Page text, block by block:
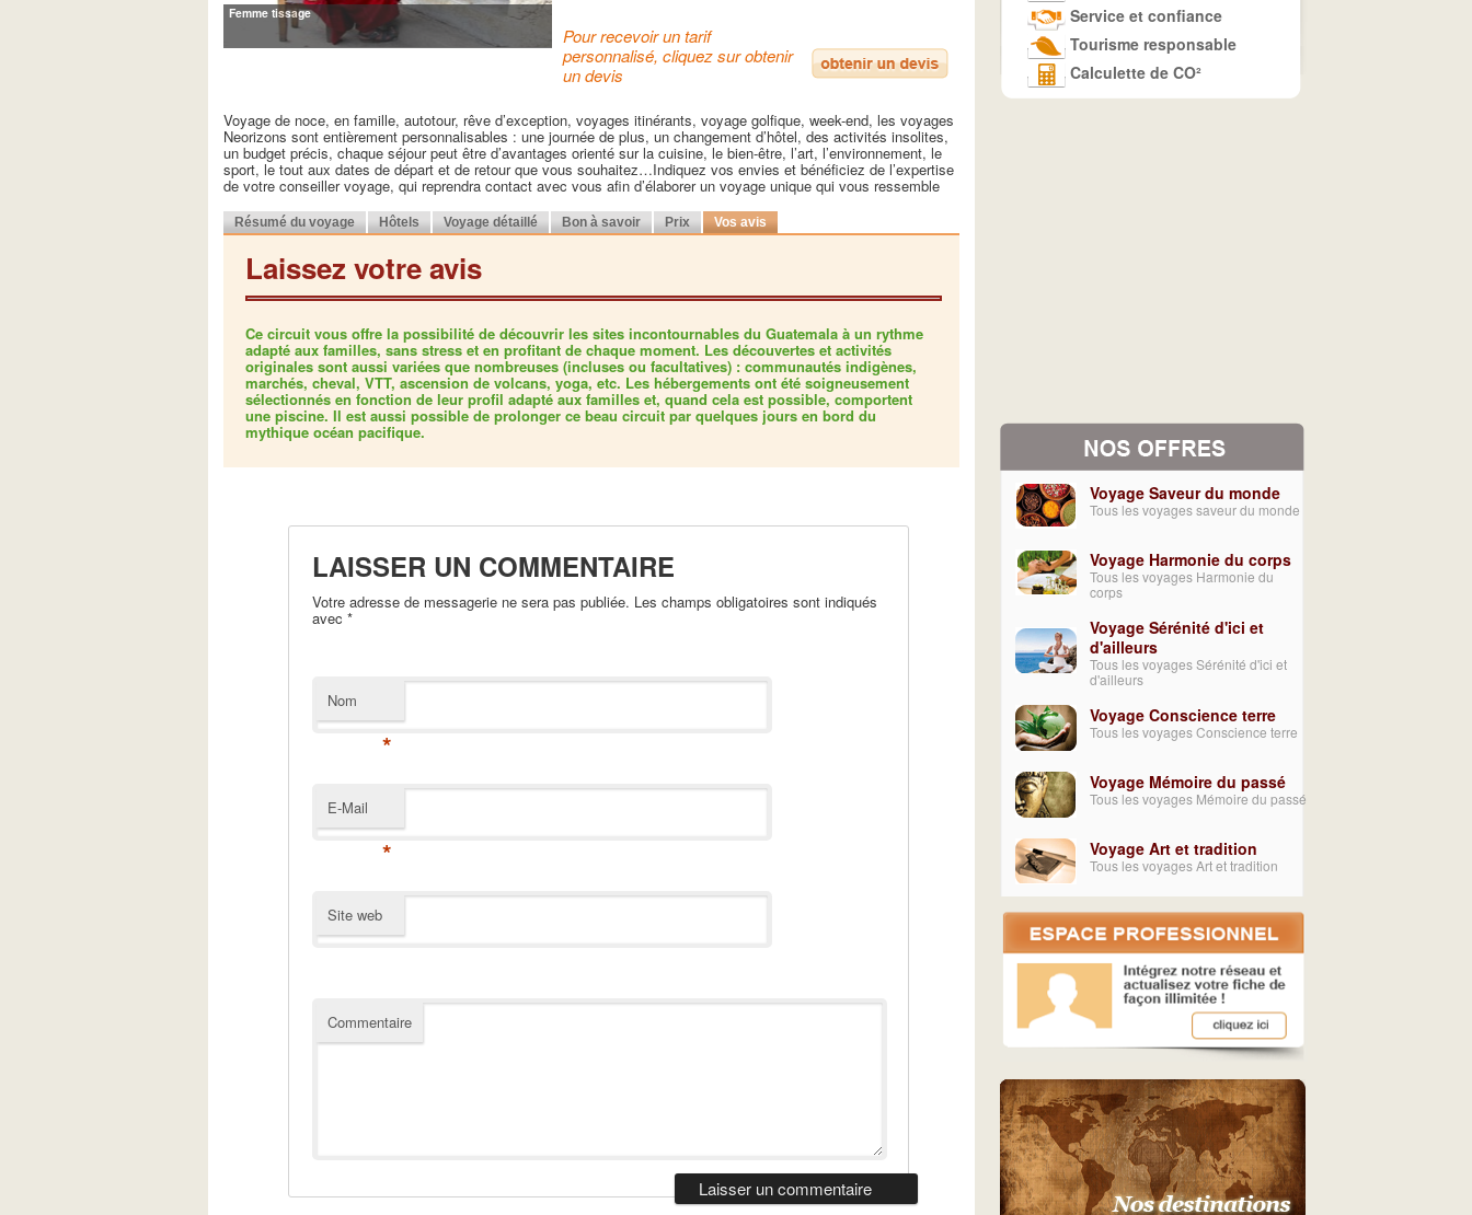
Femme tissage
Pour recevoir un tarif
personnalisé, cliquez sur obtenir
un devis
Voyage de noce, en famille, autotour, rêve d’exception, voyages itinérants, voyage golfique, week-end, les voyages
Neorizons sont entièrement personnalisables : une journée de plus, un changement d’hôtel, des activités insolites,
un budget précis, chaque séjour peut être d’avantages orienté sur la cuisine, le bien-être, l’art, l’environnement, le
sport, le tout aux dates de départ et de retour que vous souhaitez…Indiquez vos envies et bénéficiez de l’expertise
de votre conseiller voyage, qui reprendra contact avec vous afin d’élaborer un voyage unique qui vous ressemble
Résumé du voyage Hôtels Voyage détaillé Bon à savoir Prix Vos avis
Laissez votre avis
Ce circuit vous offre la possibilité de découvrir les sites incontournables du Guatemala à un rythme
adapté aux familles, sans stress et en profitant de chaque moment. Les découvertes et activités
originales sont aussi variées que nombreuses (incluses ou facultatives) : communautés indigènes,
marchés, cheval, VTT, ascension de volcans, yoga, etc. Les hébergements ont été soigneusement
sélectionnés en fonction de leur profil adapté aux familles et, quand cela est possible, comportent
une piscine. Il est aussi possible de prolonger ce beau circuit par quelques jours en bord du
mythique océan pacifique.
LAISSER UN COMMENTAIRE
Votre adresse de messagerie ne sera pas publiée. Les champs obligatoires sont indiqués
avec*
Nom
*
E-Mail
*
Site web
Commentaire
Service et confiance
Tourisme responsable
Calculette de CO²
Voyage Saveur du monde
Tous les voyages saveur du monde
Voyage Harmonie du corps
Tous les voyages Harmonie du
corps
Voyage Sérénité d'ici et
d'ailleurs
Tous les voyages Sérénité d'ici et
d'ailleurs
Voyage Conscience terre
Tous les voyages Conscience terre
Voyage Mémoire du passé
Tous les voyages Mémoire du passé
Voyage Art et tradition
Tous les voyages Art et tradition